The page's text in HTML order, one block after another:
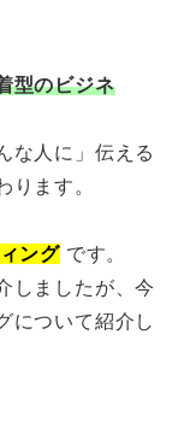
型のビジネ
な人に」伝える
ります。
ング です。
しましたが、今
について紹介し